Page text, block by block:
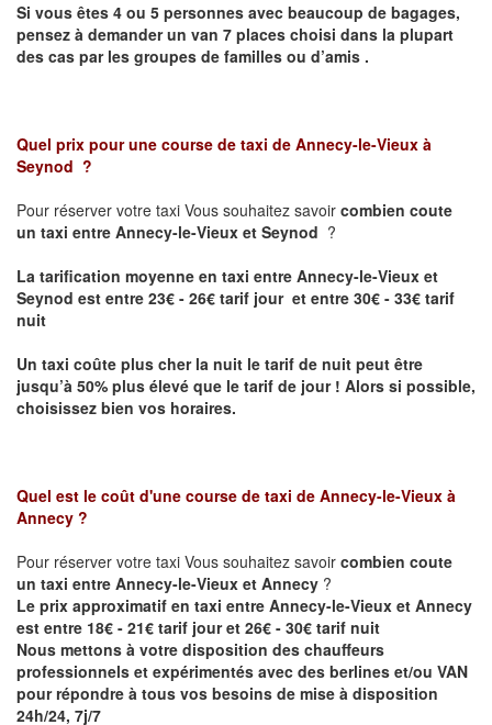
Si vous êtes 4 ou 5 personnes avec beaucoup de bagages,
pensez à demander un van 7 places choisi dans la plupart
des cas par les groupes de familles ou d’amis .
Quel prix pour une course de taxi de Annecy-le-Vieux à
Seynod ?
Pour réserver votre taxi Vous souhaitez savoir combien coute
un taxi entre Annecy-le-Vieux et Seynod ?
La tarification moyenne en taxi entre Annecy-le-Vieux et
Seynod est entre 23€ - 26€ tarif jour et entre 30€ - 33€ tarif
nuit
Un taxi coûte plus cher la nuit le tarif de nuit peut être
jusqu’à 50% plus élevé que le tarif de jour ! Alors si possible,
choisissez bien vos horaires.
Quel est le coût d'une course de taxi de Annecy-le-Vieux à
Annecy ?
Pour réserver votre taxi Vous souhaitez savoir combien coute
un taxi entre Annecy-le-Vieux et Annecy ?
Le prix approximatif en taxi entre Annecy-le-Vieux et Annecy
est entre 18€ - 21€ tarif jour et 26€ - 30€ tarif nuit
Nous mettons à votre disposition des chauffeurs
professionnels et expérimentés avec des berlines et/ou VAN
pour répondre à tous vos besoins de mise à disposition
24h/24, 7j/7